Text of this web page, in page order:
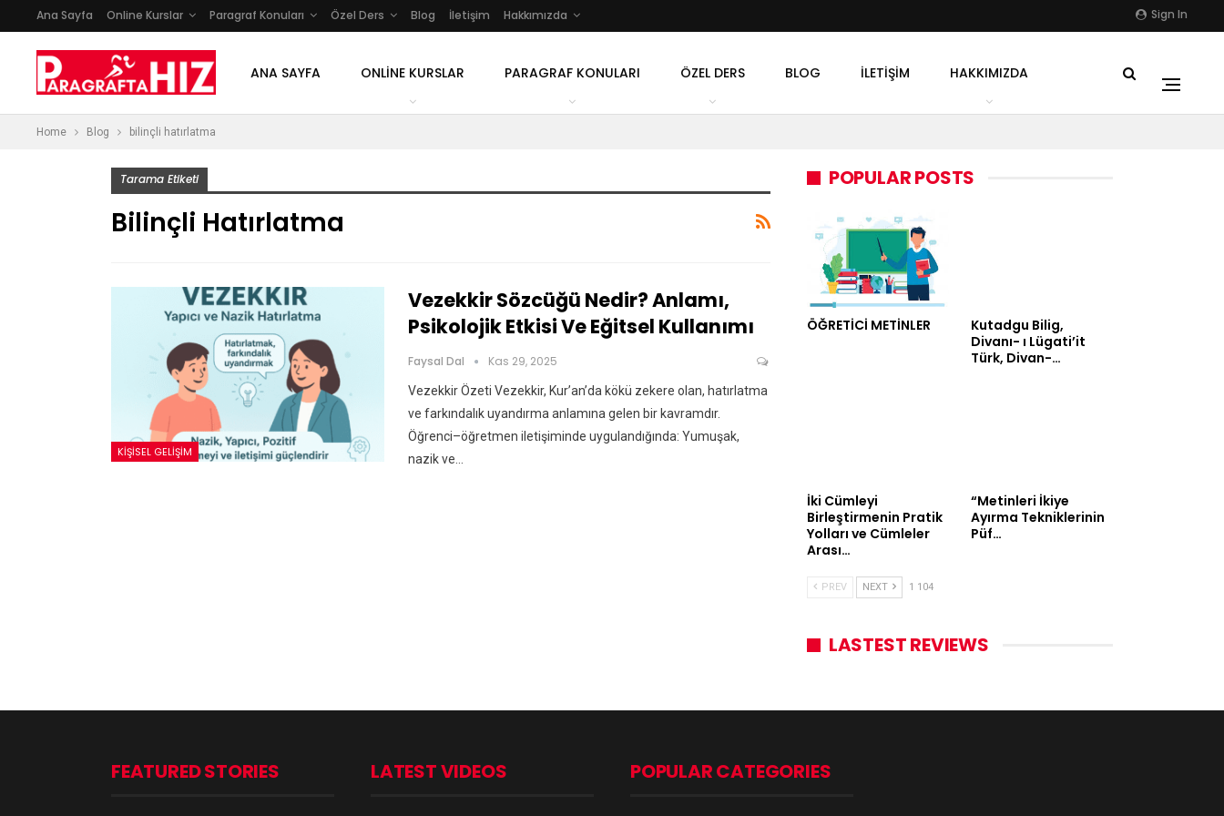
Sign In
Ana Sayfa Online Kurslar Paragraf Konuları Özel Ders Blog İletişim Hakkımızda
ANA SAYFA ONLINE KURSLAR PARAGRAF KONULARI ÖZEL DERS BLOG İLETIŞIM HAKKIMIZDA
Home Blog bilinçli hatırlatma
Tarama Etiketi
Bilinçli Hatırlatma
KIŞISEL GELIŞIM
Vezekkir Sözcüğü Nedir? Anlamı,
Psikolojik Etkisi Ve Eğitsel Kullanımı
Faysal Dal Kas 29, 2025
Vezekkir Özeti Vezekkir, Kur’an’da kökü zekere olan, hatırlatma
ve farkındalık uyandırma anlamına gelen bir kavramdır.
Öğrenci–öğretmen iletişiminde uygulandığında: Yumuşak,
nazik ve…
POPULAR POSTS
ÖĞRETİCİ METİNLER
Kutadgu Bilig,
Divanı- ı Lügati’it
Türk, Divan-…
İki Cümleyi
Birleştirmenin Pratik
Yolları ve Cümleler
Arası…
“Metinleri İkiye
Ayırma Tekniklerinin
Püf…
PREV NEXT 1 104
LASTEST REVIEWS
FEATURED STORIES LATEST VIDEOS POPULAR CATEGORIES